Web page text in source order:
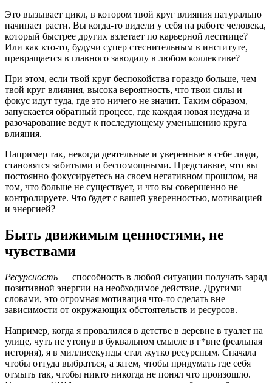
Это вызывает цикл, в котором твой круг влияния натурально
начинает расти. Вы когда-то видели у себя на работе человека,
который быстрее других взлетает по карьерной лестнице?
Или как кто-то, будучи супер стеснительным в институте,
превращается в главного заводилу в любом коллективе?
При этом, если твой круг беспокойства гораздо больше, чем
твой круг влияния, высока вероятность, что твои силы и
фокус идут туда, где это ничего не значит. Таким образом,
запускается обратный процесс, где каждая новая неудача и
разочарование ведут к последующему уменьшению круга
влияния.
Например так, некогда деятельные и уверенные в себе люди,
становятся забитыми и беспомощными. Представьте, что вы
постоянно фокусируетесь на своем негативном прошлом, на
том, что больше не существует, и что вы совершенно не
контролируете. Что будет с вашей уверенностью, мотивацией
и энергией?
Быть движимым ценностями, не
чувствами
Ресурсность — способность в любой ситуации получать заряд
позитивной энергии на необходимое действие. Другими
словами, это огромная мотивация что-то сделать вне
зависимости от окружающих обстоятельств и ресурсов.
Например, когда я провалился в детстве в деревне в туалет на
улице, чуть не утонув в буквальном смысле в г*вне (реальная
история), я в миллисекунды стал жутко ресурсным. Сначала
чтобы оттуда выбраться, а затем, чтобы придумать где себя
отмыть так, чтобы никто никогда не понял что произошло.